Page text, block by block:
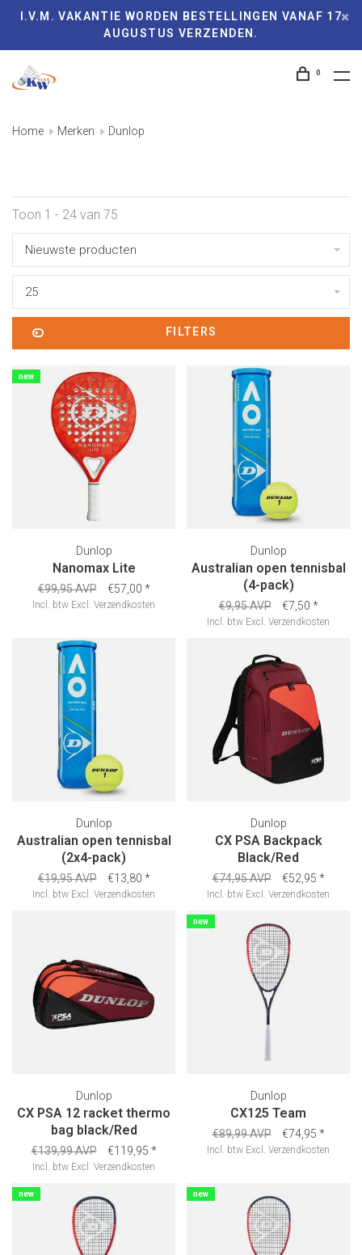
I.V.M. VAKANTIE WORDEN BESTELLINGEN VANAF 17
AUGUSTUS VERZENDEN.
0
Home Merken Dunlop
Toon 1 - 24 van 75
Nieuwste producten
25
FILTERS
new
Dunlop
Nanomax Lite
€99,95 AVP €57,00 *
Incl. btw Excl. Verzendkosten
Dunlop
Australian open tennisbal
(4-pack)
€9,95 AVP €7,50 *
Incl. btw Excl. Verzendkosten
Dunlop
Australian open tennisbal
(2x4-pack)
€19,95 AVP €13,80 *
Incl. btw Excl. Verzendkosten
Dunlop
CX PSA Backpack
Black/Red
€74,95 AVP €52,95 *
Incl. btw Excl. Verzendkosten
Dunlop
CX PSA 12 racket thermo
bag black/Red
€139,99 AVP €119,95 *
Incl. btw Excl. Verzendkosten
new
Dunlop
CX125 Team
€89,99 AVP €74,95 *
Incl. btw Excl. Verzendkosten
new new